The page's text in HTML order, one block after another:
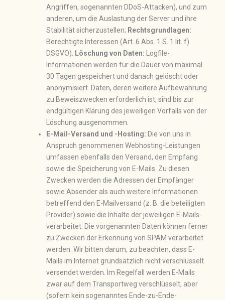
Angriffen, sogenannten DDoS-Attacken), und zum
anderen, um die Auslastung der Server und ihre
Stabilität sicherzustellen; Rechtsgrundlagen:
Berechtigte Interessen (Art. 6 Abs. 1 S. 1 lit. f)
DSGVO).
Löschung von Daten: Logfile-
Informationen werden für die Dauer von maximal
30 Tagen gespeichert und danach gelöscht oder
anonymisiert. Daten, deren weitere Aufbewahrung
zu Beweiszwecken erforderlich ist, sind bis zur
endgültigen Klärung des jeweiligen Vorfalls von der
Löschung ausgenommen.
E-Mail-Versand und -Hosting: Die von uns in
Anspruch genommenen Webhosting-Leistungen
umfassen ebenfalls den Versand, den Empfang
sowie die Speicherung von E-Mails. Zu diesen
Zwecken werden die Adressen der Empfänger
sowie Absender als auch weitere Informationen
betreffend den E-Mailversand (z. B. die beteiligten
Provider) sowie die Inhalte der jeweiligen E-Mails
verarbeitet. Die vorgenannten Daten können ferner
zu Zwecken der Erkennung von SPAM verarbeitet
werden. Wir bitten darum, zu beachten, dass E-
Mails im Internet grundsätzlich nicht verschlüsselt
versendet werden. Im Regelfall werden E-Mails
zwar auf dem Transportweg verschlüsselt, aber
(sofern kein sogenanntes Ende-zu-Ende-